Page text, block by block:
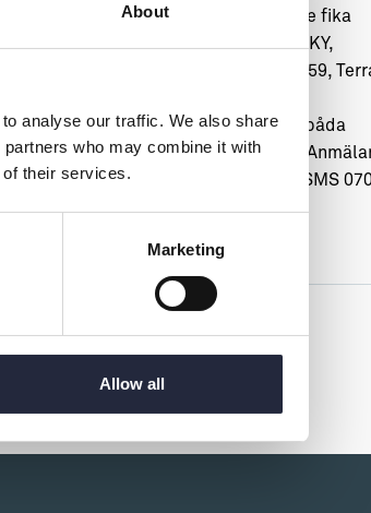
About
analyse our traffic. We also share
who may combine it with
of their services.
Marketing
Allow all
kl. 10-13, inklusive fika
Plats: CHANDRA*KY,
Korgmakargatan 59,
450:-/workshop, båda
workshops 800:-
info@yogaky.se, SMS